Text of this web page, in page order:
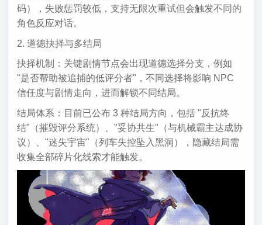
码），失败惩罚较低，支持无限次重试但会触发不同的
角色反应对话。
2. 道德抉择与多结局
抉择机制：关键剧情节点会出现道德选择分支，例如
"是否帮助被追捕的低评分者"，不同选择将影响 NPC
信任度与剧情走向，进而解锁不同结局。
结局体系：目前已公布 3 种结局方向，包括 "反抗终
结"（摧毁评分系统）、"妥协共生"（与机械霸主达成协
议）、"迷失宇宙"（列车失控坠入黑洞），隐藏结局需
收集全部碎片化线索才能触发。